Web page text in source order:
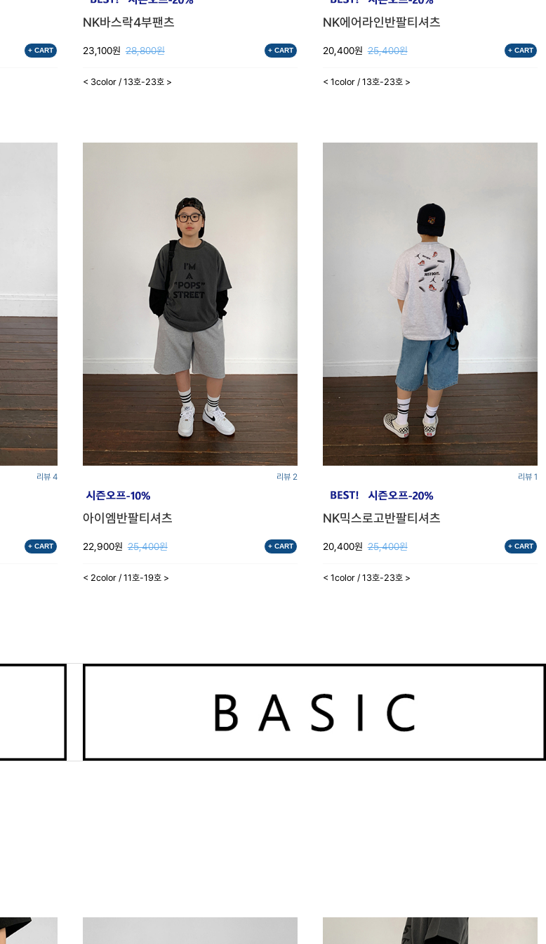
+ CART
NK바스락4부팬츠
23,100원 28,800원 + CART
< 3color / 13호-23호 >
NK에어라인반팔티셔츠
20,400원 25,400원 + CART
< 1color / 13호-23호 >
리뷰 4
+ CART
리뷰 2
아이엠반팔티셔츠
22,900원 25,400원 + CART
< 2color / 11호-19호 >
리뷰 1
NK믹스로고반팔티셔츠
20,400원 25,400원 + CART
< 1color / 13호-23호 >